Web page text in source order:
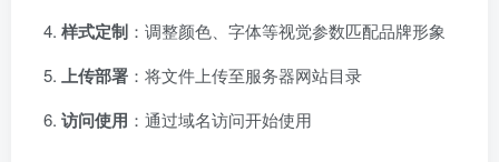
样式定制 ：调整颜色、字体等视觉参数匹配品牌形象
上传部署 ：将文件上传至服务器网站目录
访问使用 ：通过域名访问开始使用